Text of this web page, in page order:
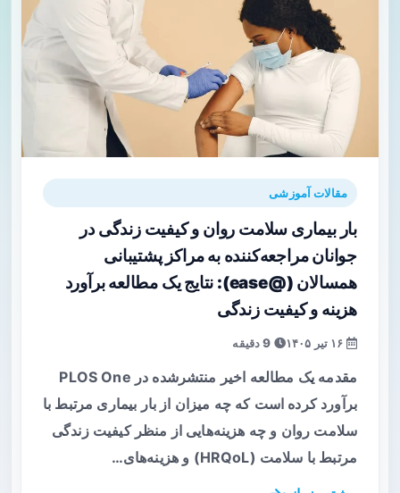
مقالات آموزشی
بار بیماری سلامت روان و کیفیت زندگی در
جوانان مراجعه‌کننده به مراکز پشتیبانی
همسالان (@ease): نتایج یک مطالعه برآورد
هزینه و کیفیت زندگی
مقدمه یک مطالعه اخیر منتشرشده در PLOS One
برآورد کرده است که چه میزان از بار بیماری مرتبط با
سلامت روان و چه هزینه‌هایی از منظر کیفیت زندگی
مرتبط با سلامت (HRQoL) و هزینه‌های…